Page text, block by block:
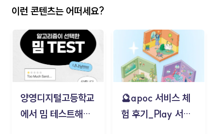
이런 콘텐츠는 어떠세요?
양영디지털고등학교
에서 밈 테스트해보
🔮apoc 서비스 체
험 후기_Play 서비